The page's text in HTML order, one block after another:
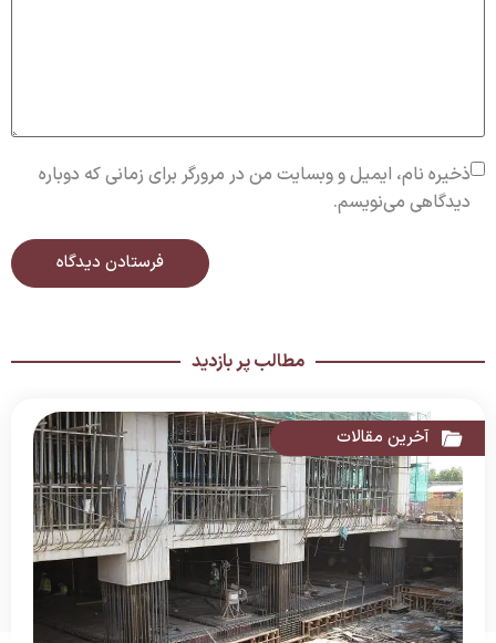
ذخیره نام، ایمیل و وبسایت من در مرورگر برای زمانی که دوباره
دیدگاهی می‌نویسم.
مطالب پر بازدید
آخرین مقالات